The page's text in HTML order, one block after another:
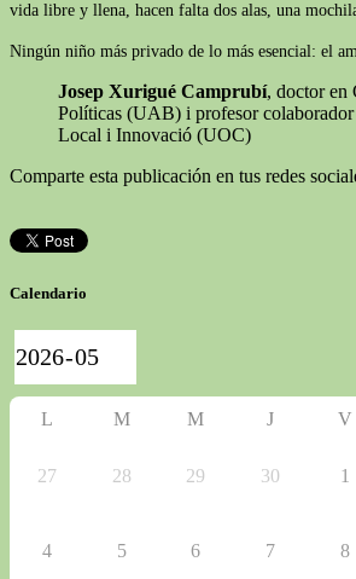
vida libre y llena, hacen falta dos alas, una
Ningún niño más privado de lo más esencial: el
Josep Xurigué Camprubí, doctor en
Políticas (UAB) i profesor
Local i Innovació (UOC)
Comparte esta publicación en tus redes
Calendario
L M M J V
27 28 29 30 1
4 5 6 7 8